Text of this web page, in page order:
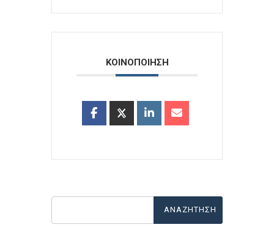
ΚΟΙΝΟΠΟΙΗΣΗ